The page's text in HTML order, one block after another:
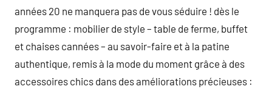
années 20 ne manquera pas de vous séduire ! dès le
programme : mobilier de style – table de ferme, buffet
et chaises cannées – au savoir-faire et à la patine
authentique, remis à la mode du moment grâce à des
accessoires chics dans des améliorations précieuses :